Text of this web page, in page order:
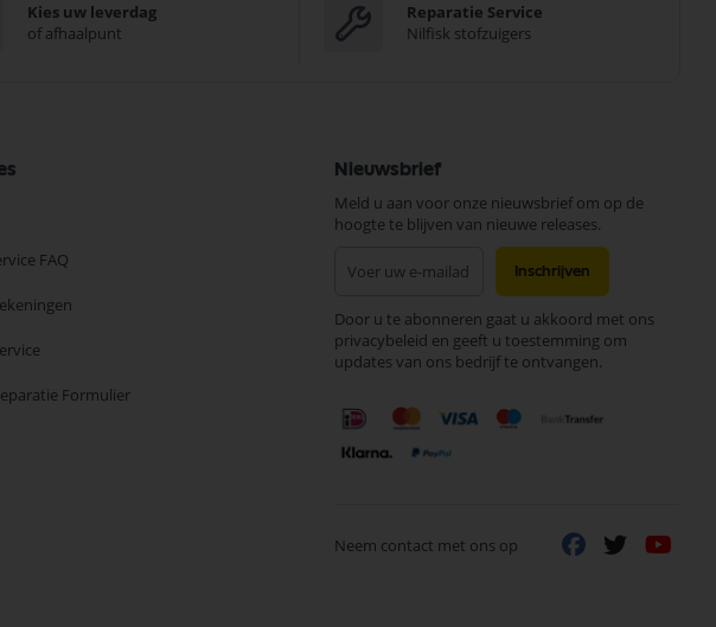
Kies uw leverdag
of afhaalpunt
Reparatie Service
Nilfisk stofzuigers
FAQ
Formulier
Nieuwsbrief
Meld u aan voor onze nieuwsbrief om op de
hoogte te blijven van nieuwe releases.
onze
nieuwsbrief
Inschrijven
Door u te abonneren gaat u akkoord met ons
privacybeleid en geeft u toestemming om
updates van ons bedrijf te ontvangen.
Neem contact met ons op